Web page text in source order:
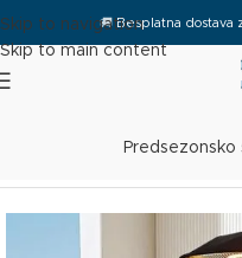
Skip to navigation
Skip to main content
🚚Besplatna dostava